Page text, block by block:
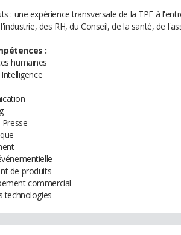
: une expérience transversale de la TPE à
des RH, du Conseil, de la santé, de
:
humaines
de produits
commercial
technologies